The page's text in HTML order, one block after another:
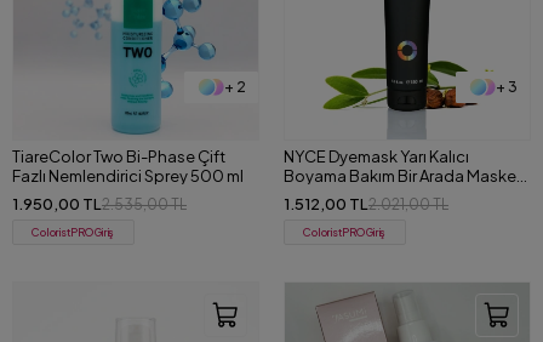
+ 2
TiareColor Two Bi-Phase Çift
Fazlı Nemlendirici Sprey 500 ml
1.950,00 TL 2.535,00 TL
ColoristPRO Giriş
+ 3
NYCE Dyemask Yarı Kalıcı
Boyama Bakım Bir Arada Maske
150 ml
1.512,00 TL 2.021,00 TL
ColoristPRO Giriş